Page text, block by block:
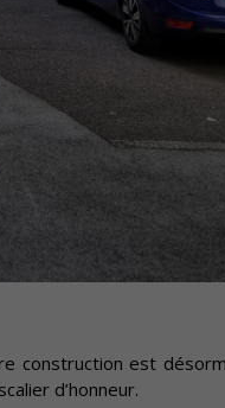
construction est
d’honneur.